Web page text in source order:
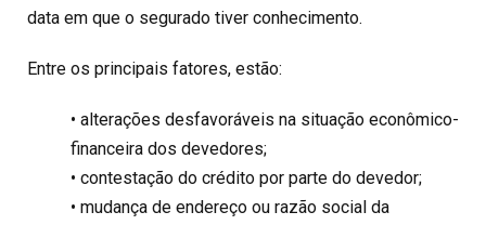
data em que o segurado tiver conhecimento.
Entre os principais fatores, estão:
• alterações desfavoráveis na situação econômico-
financeira dos devedores;
• contestação do crédito por parte do devedor;
• mudança de endereço ou razão social da